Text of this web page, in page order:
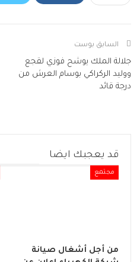
السابق بوست
جلالة الملك يوشح فوزي لقجع
ووليد الركراكي بوسام العرش من
درجة قائد
قد يعجبك ايضا
مجتمع
من أجل أشغال صيانة